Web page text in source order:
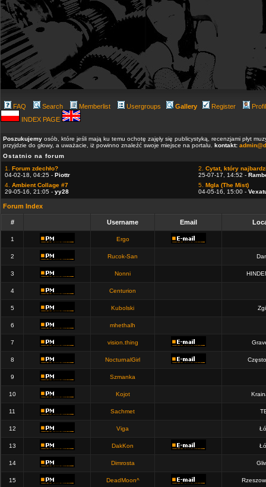
FAQ Search Memberlist Usergroups Gallery Register
INDEX PAGE
Poszukujemy osób, które jeśli mają ku temu ochotę zajęły się publicystyką, recenzjami płyt
przyjdzie do głowy, a uważacie, iż powinno znaleźć swoje miejsce na portalu. kontakt:
Ostatnio na forum
1. Forum zdechło?
04-02-18, 04:25 - Piottr
2. Cytat, który
25-07-17, 14:52 -
4. Ambient Collage #7
29-05-16, 21:05 - yy28
5. Mgla (The Mist)
04-05-16, 15:00 -
Forum Index
# Username Email
1 Ergo
2 Rucok-San
3 Nonni
4 Centurion
5 Kubolski
6 mhethalh
7 vision.thing
8 NocturnalGirl
9 Szmanka
10 Kojot
11 Sachmet
12 Viga
13 DakKon
14 Dimrosta
15 DeadMoon^